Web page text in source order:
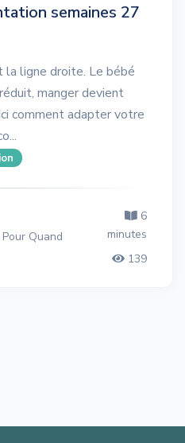
semaines 27
ligne droite. Le bébé
manger devient
comment adapter votre
Quand
6
minutes
139